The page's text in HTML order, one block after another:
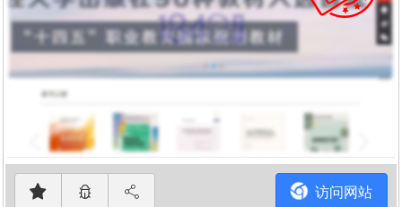
访问网站